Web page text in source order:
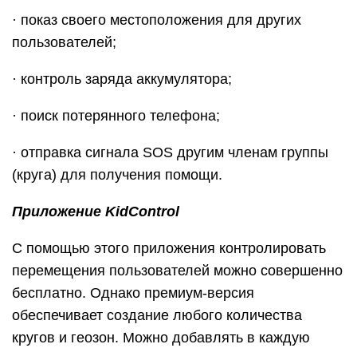
· показ своего местоположения для других
пользователей;
· контроль заряда аккумулятора;
· поиск потерянного телефона;
· отправка сигнала SOS другим членам группы
(круга) для получения помощи.
Приложение KidControl
С помощью этого приложения контролировать
перемещения пользователей можно совершенно
бесплатно. Однако премиум-версия
обеспечивает создание любого количества
кругов и геозон. Можно добавлять в каждую